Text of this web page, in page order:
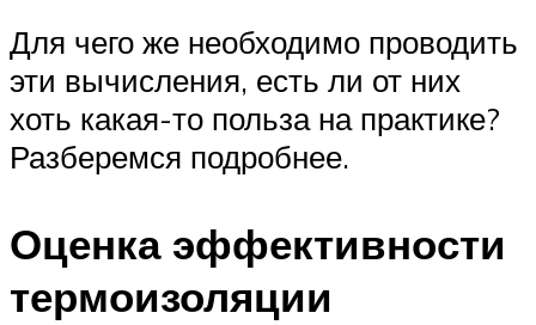
Для чего же необходимо проводить
эти вычисления, есть ли от них
хоть какая-то польза на практике?
Разберемся подробнее.
Оценка эффективности
термоизоляции